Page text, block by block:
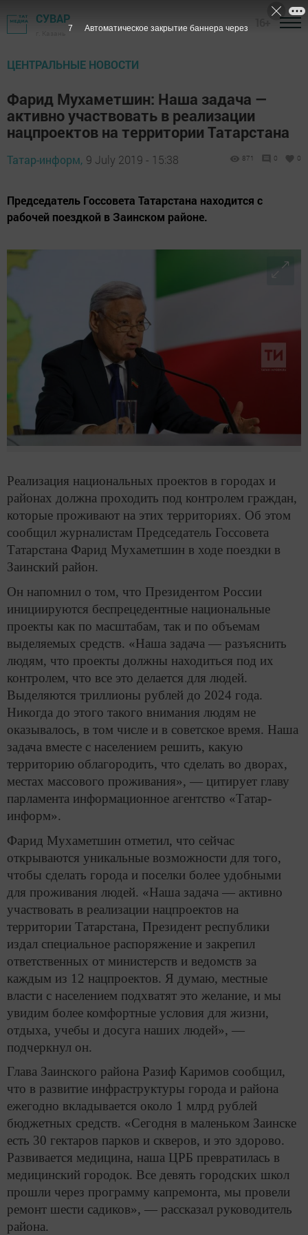
СУВАР
ЦЕНТРАЛЬНЫЕ НОВОСТИ
Фарид Мухаметшин: Наша задача —
активно участвовать в реализации
нацпроектов на территории Татарстана
Татар-информ, 9 July 2019 - 15:38 871 0 0
Председатель Госсовета Татарстана находится с
рабочей поездкой в Заинском районе.
Реализация национальных проектов в городах и
районах должна проходить под контролем граждан,
которые проживают на этих территориях. Об этом
сообщил журналистам Председатель Госсовета
Татарстана Фарид Мухаметшин в ходе поездки в
Заинский район.
Он напомнил о том, что Президентом России
инициируются беспрецедентные национальные
проекты как по масштабам, так и по объемам
выделяемых средств. «Наша задача — разъяснить
людям, что проекты должны находиться под их
контролем, что все это делается для людей.
Выделяются триллионы рублей до 2024 года.
Никогда до этого такого внимания людям не
оказывалось, в том числе и в советское время. Наша
задача вместе с населением решить, какую
территорию облагородить, что сделать во дворах,
местах массового проживания», — цитирует главу
парламента информационное агентство «Татар-
информ».
Фарид Мухаметшин отметил, что сейчас
открываются уникальные возможности для того,
чтобы сделать города и поселки более удобными
для проживания людей. «Наша задача — активно
участвовать в реализации нацпроектов на
территории Татарстана, Президент республики
издал специальное распоряжение и закрепил
ответственных от министерств и ведомств за
каждым из 12 нацпроектов. Я думаю, местные
власти с населением подхватят это желание, и мы
увидим более комфортные условия для жизни,
отдыха, учебы и досуга наших людей», —
подчеркнул он.
Глава Заинского района Разиф Каримов сообщил,
что в развитие инфраструктуры города и района
ежегодно вкладывается около 1 млрд рублей
бюджетных средств. «Сегодня в маленьком Заинске
есть 30 гектаров парков и скверов, и это здорово.
Развивается медицина, наша ЦРБ превратилась в
медицинский городок. Все девять городских школ
прошли через программу капремонта, мы провели
ремонт шести садиков», — рассказал руководитель
района.
6 Автоматическое закрытие баннера через